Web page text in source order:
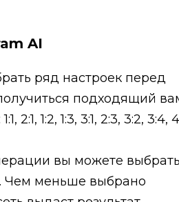
AI
ряд настроек перед
подходящий
1:2, 1:3, 3:1, 2:3, 3:2, 3:4,
вы можете выбрать
Чем меньше выбрано